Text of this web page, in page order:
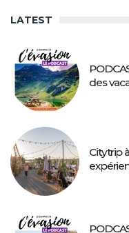
LATEST
des
Citytrip